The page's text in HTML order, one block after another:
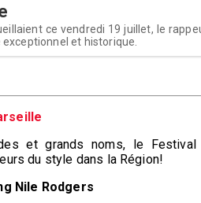
ce vendredi 19 juillet, le
et historique.
et grands noms, le
du style dans la Région!
Nile Rodgers